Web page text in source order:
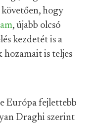
hogy
, újabb olcsó
kezdetét is a
hozamait is teljes
Európa fejlettebb
Draghi szerint